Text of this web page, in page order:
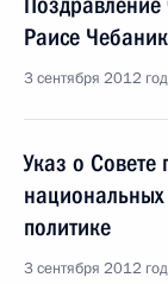
Раисе
3 сентября 2012
Указ о Совете
политике
3 сентября 2012